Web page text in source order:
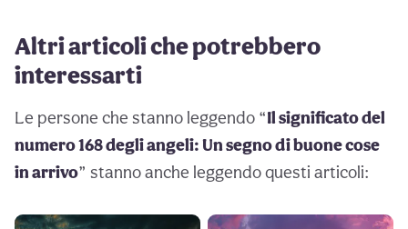
Altri articoli che potrebbero
interessarti
Le persone che stanno leggendo “Il significato del
numero 168 degli angeli: Un segno di buone cose
in arrivo” stanno anche leggendo questi articoli: